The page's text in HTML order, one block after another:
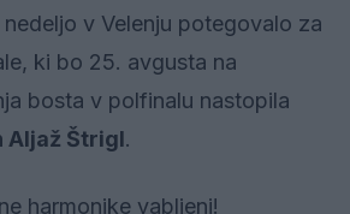
v Velenju potegovalo za
ki bo 25. avgusta na
bosta v polfinalu nastopila
Aljaž Štrigl.
harmonike vabljeni!